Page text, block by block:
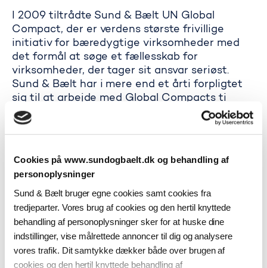
Cookies på www.sundogbaelt.dk og behandling af
personoplysninger
Sund & Bælt bruger egne cookies samt cookies fra
tredjeparter. Vores brug af cookies og den hertil knyttede
behandling af personoplysninger sker for at huske dine
indstillinger, vise målrettede annoncer til dig og analysere
vores trafik. Dit samtykke dækker både over brugen af
cookies og den hertil knyttede behandling af
I 2009 tiltrådte Sund & Bælt UN Global
Compact, der er verdens største frivillige
initiativ for bæredygtige virksomheder med
det formål at søge et fælles­skab for
virksomheder, der tager sit ansvar seriøst.
Sund & Bælt har i mere end et årti forpligtet
sig til at arbejde med Global Compacts ti
principper og rapporterer årligt på selskabets
fremskridt inden for bæredygtighed til FN.
verdensmål i selskabets rapporte­ring på
bæredygtighed.
Sund & Bælt er af den overbevisning, at det er
vigtigt at sætte ambitiøse mål for at kunne
løfte bæredyg­tighedsdagsordenen, og at det
kun kan ske i samarbejde med andre.
Sund & Bælts politik for bæredygtighed